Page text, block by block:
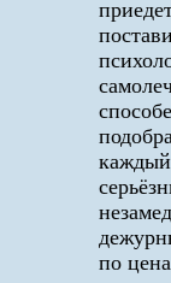
каждый
по